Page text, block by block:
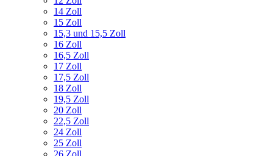
14 Zoll
15 Zoll
15,3 und 15,5 Zoll
16 Zoll
16,5 Zoll
17 Zoll
17,5 Zoll
18 Zoll
19,5 Zoll
20 Zoll
22,5 Zoll
24 Zoll
25 Zoll
26 Zoll